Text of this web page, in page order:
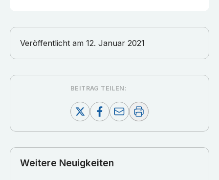
Veröffentlicht am 12. Januar 2021
BEITRAG TEILEN:
Weitere Neuigkeiten